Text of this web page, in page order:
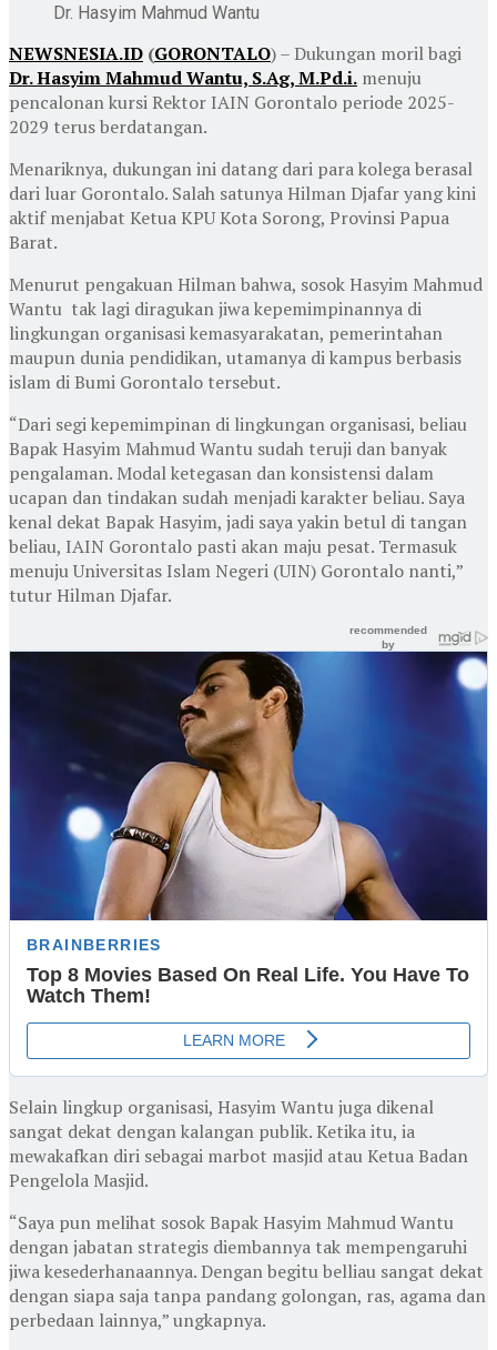
Dr. Hasyim Mahmud Wantu
NEWSNESIA.ID (GORONTALO) – Dukungan moril bagi
Dr. Hasyim Mahmud Wantu, S.Ag, M.Pd.i. menuju
pencalonan kursi Rektor IAIN Gorontalo periode 2025-
2029 terus berdatangan.
Menariknya, dukungan ini datang dari para kolega berasal
dari luar Gorontalo. Salah satunya Hilman Djafar yang kini
aktif menjabat Ketua KPU Kota Sorong, Provinsi Papua
Barat.
Menurut pengakuan Hilman bahwa, sosok Hasyim Mahmud
Wantu tak lagi diragukan jiwa kepemimpinannya di
lingkungan organisasi kemasyarakatan, pemerintahan
maupun dunia pendidikan, utamanya di kampus berbasis
islam di Bumi Gorontalo tersebut.
“Dari segi kepemimpinan di lingkungan organisasi, beliau
Bapak Hasyim Mahmud Wantu sudah teruji dan banyak
pengalaman. Modal ketegasan dan konsistensi dalam
ucapan dan tindakan sudah menjadi karakter beliau. Saya
kenal dekat Bapak Hasyim, jadi saya yakin betul di tangan
beliau, IAIN Gorontalo pasti akan maju pesat. Termasuk
menuju Universitas Islam Negeri (UIN) Gorontalo nanti,”
tutur Hilman Djafar.
Selain lingkup organisasi, Hasyim Wantu juga dikenal
sangat dekat dengan kalangan publik. Ketika itu, ia
mewakafkan diri sebagai marbot masjid atau Ketua Badan
Pengelola Masjid.
“Saya pun melihat sosok Bapak Hasyim Mahmud Wantu
dengan jabatan strategis diembannya tak mempengaruhi
jiwa kesederhanaannya. Dengan begitu belliau sangat dekat
dengan siapa saja tanpa pandang golongan, ras, agama dan
perbedaan lainnya,” ungkapnya.